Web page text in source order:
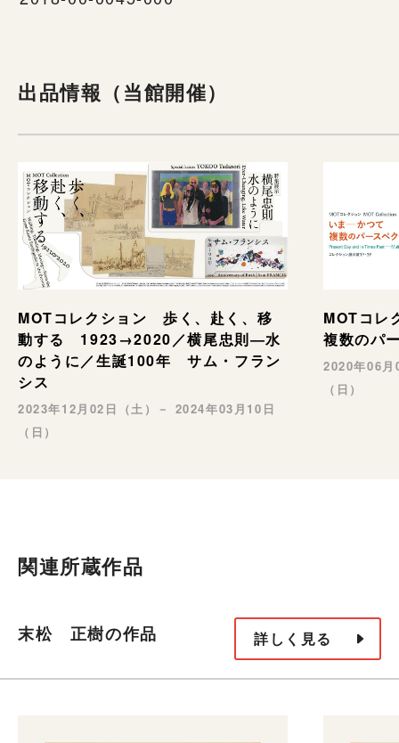
出品情報（当館開催）
MOTコレクション 歩く、赴く、移
動する 1923→2020／横尾忠則―水
のように／生誕100年 サム・フラン
シス
2023年12月02日（土）－ 2024年03月10日
（日）
MOTコ
複数のパ
2020年06
（日）
関連所蔵作品
末松 正樹の作品 詳しく見る